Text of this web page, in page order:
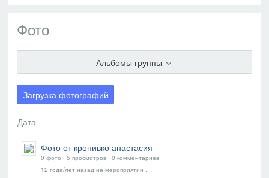
кропивко анастасия
В друзья
Фото
Альбомы группы
Загрузка фотографий
Фото от кропивко анастасия
0 фото ‧ 5 просмотров ‧ 0 комментариев
12 года/лет назад на мероприятии